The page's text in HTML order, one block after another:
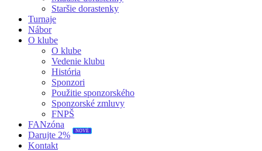
Staršie dorastenky
Turnaje
Nábor
O klube
O klube
Vedenie klubu
História
Sponzori
Použitie sponzorského
Sponzorské zmluvy
FNPŠ
FANzóna
Darujte 2%
NOVÉ
Kontakt